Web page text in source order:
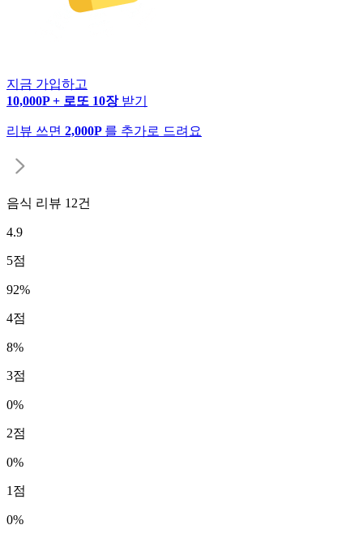
지금 가입하고
10,000P + 로또 10장 받기
리뷰 쓰면 2,000P 를 추가로 드려요
음식 리뷰 12건
4.9
5점
92%
4점
8%
3점
0%
2점
0%
1 점
0%